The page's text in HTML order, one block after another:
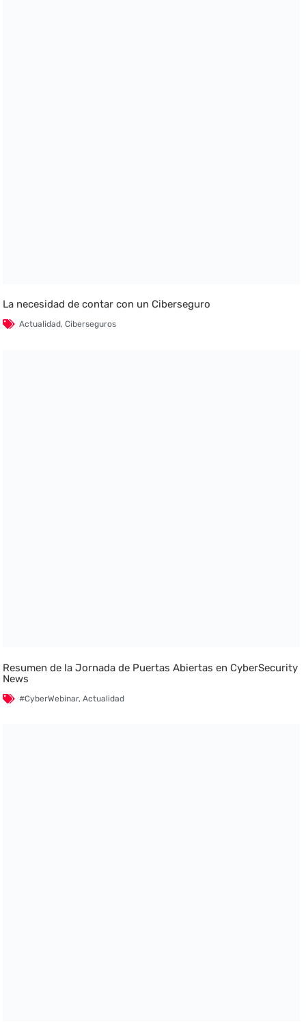
La necesidad de contar con un Ciberseguro
Actualidad,Ciberseguros
Resumen de la Jornada de Puertas Abiertas en CyberSecurity
News
#CyberWebinar,Actualidad